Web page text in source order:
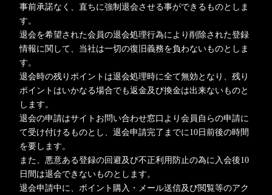
事前承諾なく、直ちに強制退会させる事ができるものとしま
す。
退会を希望された会員の退会処理行為により削除された登録
情報に関して、当社は一切の復旧義務を負わないものとしま
す。
退会時の残りポイントは退会処理時に全て無効となり、残り
ポイントはいかなる場合でも返金及び換金は出来ないものと
します。
退会の申請はサイトお問い合わせ窓口より会員自らの申請に
て受け付けるものとし、退会申請完了までに10日前後の時間
を要します。
また、悪意ある登録の回避及び不正利用防止の為に入会後10
日間は退会できないものとします。
退会申請中に、ポイント購入・メール送信及び閲覧等のアク